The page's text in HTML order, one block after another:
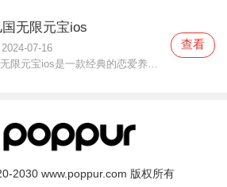
无限元宝ios
2024-07-16
查看
2030 www.poppur.com 版权所有